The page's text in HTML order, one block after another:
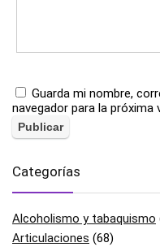
Guarda mi nombre,
navegador para la próxima
Categorías
Alcoholismo y tabaquismo
Articulaciones (68)